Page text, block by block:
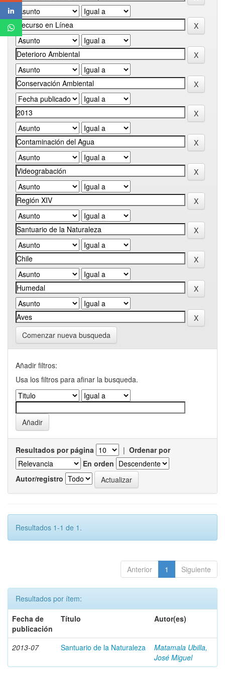
Comenzar nueva busqueda
Añadir filtros:
Usa los filtros para afinar la busqueda.
Resultados por página | Ordenar por
En orden
Autor/registro
Resultados 1-1 de 1.
Anterior 1 Siguiente
Resultados por ítem:
Fecha de
publicación
Título Autor(es)
2013-07 Santuario de la Naturaleza
Matamala Ubilla,
José Miguel